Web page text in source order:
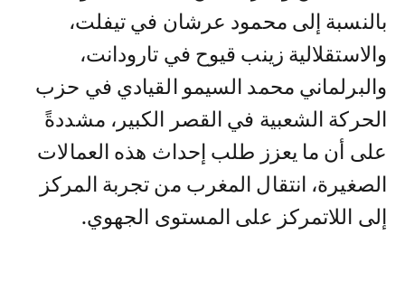
بالنسبة إلى محمود عرشان في تيفلت،
والاستقلالية زينب قيوح في تارودانت،
والبرلماني محمد السيمو القيادي في حزب
الحركة الشعبية في القصر الكبير، مشددةً
على أن ما يعزز طلب إحداث هذه العمالات
الصغيرة، انتقال المغرب من تجربة المركز
إلى اللاتمركز على المستوى الجهوي.